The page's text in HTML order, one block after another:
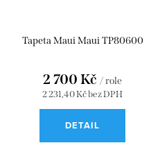
Tapeta Maui Maui TP80600
2 231,40 Kč bez DPH
2 700 Kč / role
DETAIL